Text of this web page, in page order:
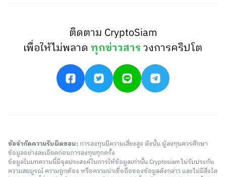
ติดตาม CryptoSiam
เพื่อให้ไม่พลาดทุกข่าวสารวงการคริปโต
ข้อจำกัดความรับผิดชอบ: การลงทุนมีความเสี่ยงสูง ดังนั้น ผู้ลงทุนควรศึกษา
ข้อมูลอย่างละเอียดก่อนการลงทุนทุกครั้ง
ข้อมูลในบทความนี้มีจุดประสงค์ในการให้ข้อมูลเท่านั้น Cryptosiam ไม่รับประกัน
ความสมบูรณ์ ความถูกต้อง หรือความน่าเชื่อถือของข้อมูลดังกล่าว และไม่มีสิ่งใด